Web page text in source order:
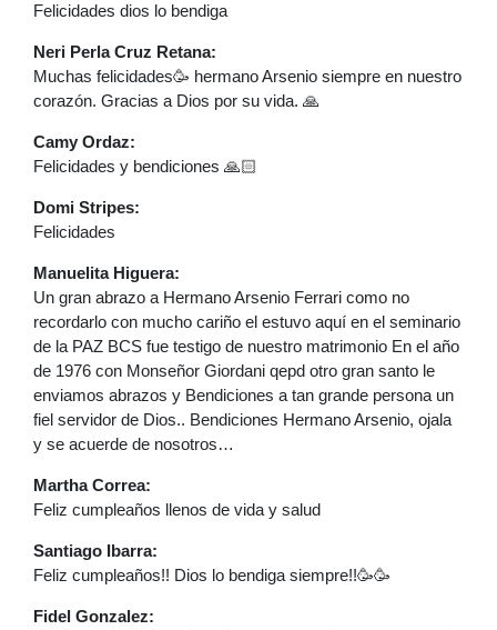
Felicidades dios lo bendiga
Neri Perla Cruz Retana:
Muchas felicidades🥳 hermano Arsenio siempre en nuestro
corazón. Gracias a Dios por su vida. 🙏
Camy Ordaz:
Felicidades y bendiciones 🙏🏻
Domi Stripes:
Felicidades
Manuelita Higuera:
Un gran abrazo a Hermano Arsenio Ferrari como no
recordarlo con mucho cariño el estuvo aquí en el seminario
de la PAZ BCS fue testigo de nuestro matrimonio En el año
de 1976 con Monseñor Giordani qepd otro gran santo le
enviamos abrazos y Bendiciones a tan grande persona un
fiel servidor de Dios.. Bendiciones Hermano Arsenio, ojala
y se acuerde de nosotros…
Martha Correa:
Feliz cumpleaños llenos de vida y salud
Santiago Ibarra:
Feliz cumpleaños!! Dios lo bendiga siempre!!🥳🥳
Fidel Gonzalez: